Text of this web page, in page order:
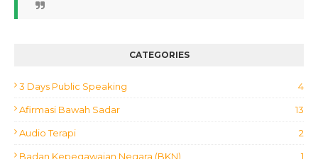
CATEGORIES
3 Days Public Speaking 4
Afirmasi Bawah Sadar 13
Audio Terapi 2
Badan Kepegawaian Negara (BKN) 1